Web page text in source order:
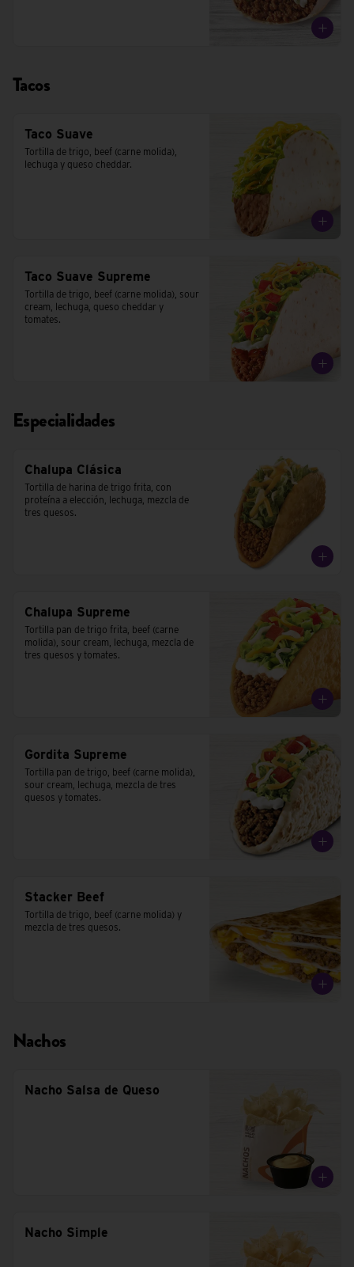
Tacos
Taco Suave
Tortilla de trigo, beef (carne molida),
lechuga y queso cheddar.
Taco Suave Supreme
Tortilla de trigo, beef (carne molida), sour
cream, lechuga, queso cheddar y
tomates.
Especialidades
Chalupa Clásica
Tortilla de harina de trigo frita, con
proteína a elección, lechuga, mezcla de
tres quesos.
Chalupa Supreme
Tortilla pan de trigo frita, beef (carne
molida), sour cream, lechuga, mezcla de
tres quesos y tomates.
Gordita Supreme
Tortilla pan de trigo, beef (carne molida),
sour cream, lechuga, mezcla de tres
quesos y tomates.
Stacker Beef
Tortilla de trigo, beef (carne molida) y
mezcla de tres quesos.
Nachos
Nacho Salsa de Queso
Nacho Simple